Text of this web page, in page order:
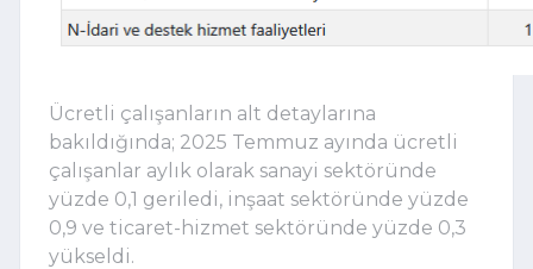
Ücretli çalışanların alt detaylarına
bakıldığında; 2025 Temmuz ayında ücretli
çalışanlar aylık olarak sanayi sektöründe
yüzde 0,1 geriledi, inşaat sektöründe yüzde
0,9 ve ticaret-hizmet sektöründe yüzde 0,3
yükseldi.